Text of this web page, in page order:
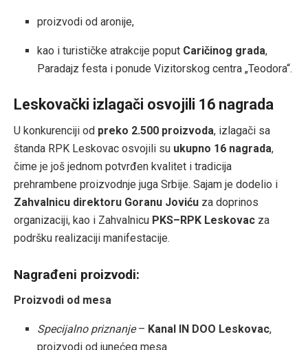
proizvodi od aronije,
kao i turističke atrakcije poput Caričinog grada,
Paradajz festa i ponude Vizitorskog centra „Teodora“.
Leskovački izlagači osvojili 16 nagrada
U konkurenciji od preko 2.500 proizvoda, izlagači sa
štanda RPK Leskovac osvojili su ukupno 16 nagrada,
čime je još jednom potvrđen kvalitet i tradicija
prehrambene proizvodnje juga Srbije. Sajam je dodelio i
Zahvalnicu direktoru Goranu Joviću za doprinos
organizaciji, kao i Zahvalnicu PKS–RPK Leskovac za
podršku realizaciji manifestacije.
Nagrađeni proizvodi:
Proizvodi od mesa
Specijalno priznanje– Kanal IN DOO Leskovac,
proizvodi od junećeg mesa